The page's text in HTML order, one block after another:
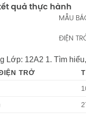
quả thực hành
MẪU
ĐIỆN TRỞ -
12A2 1. Tìm hiểu,
TRỞ